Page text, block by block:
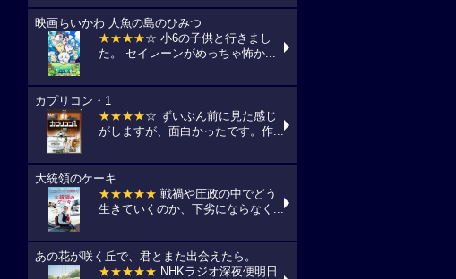
映画ちいかわ 人魚の島のひみつ
★★★★☆ 小6の子供と行きまし
た。 セイレーンがめっちゃ怖か...
カプリコン・1
★★★★☆ ずいぶん前に見た感じ
がしますが、面白かったです。作...
大統領のケーキ
★★★★★ 戦禍や圧政の中でどう
生きていくのか、下劣にならなく...
あの花が咲く丘で、君とまた出会えたら。
★★★★★ NHKラジオ深夜便明日